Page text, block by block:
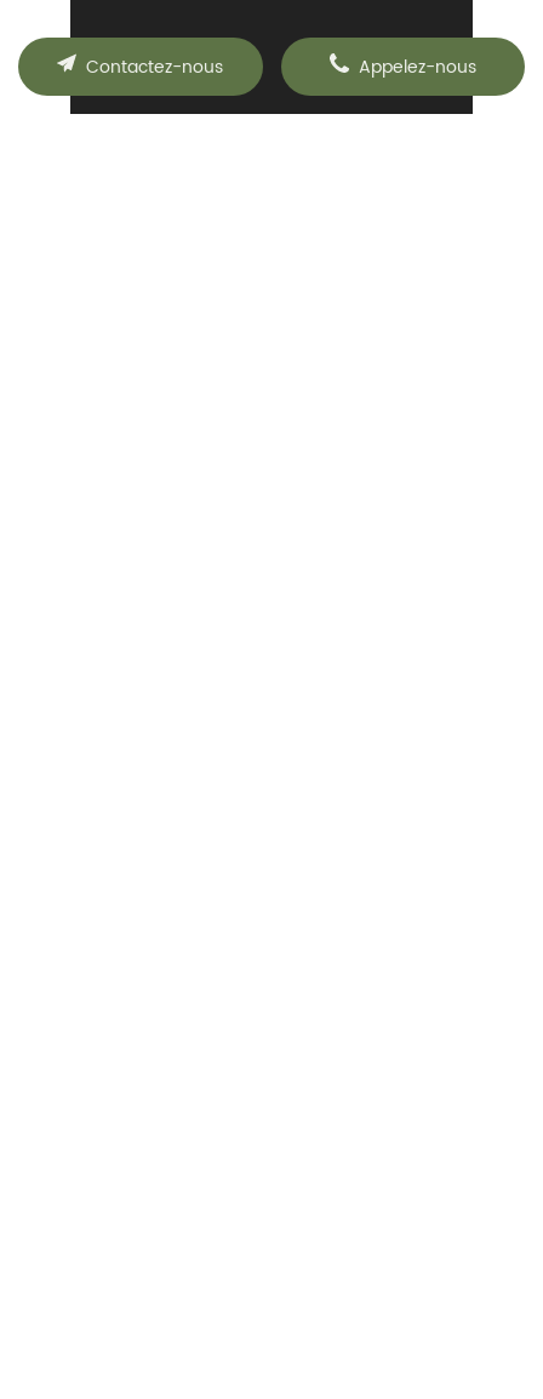
Appelez-nous
Contactez-nous